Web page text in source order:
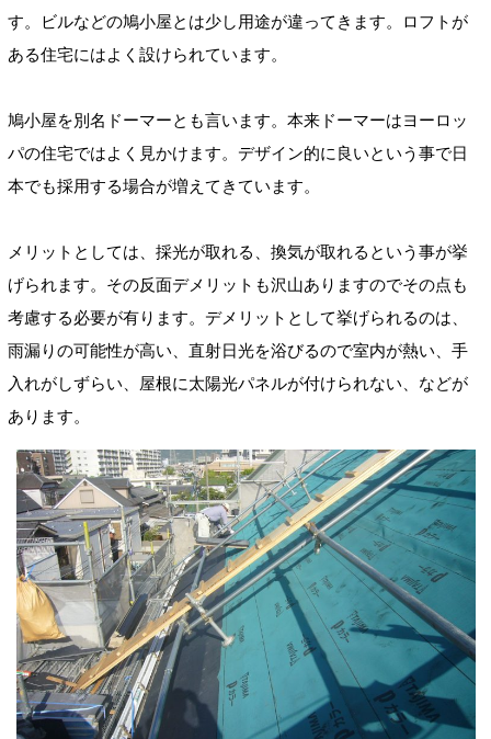
す。ビルなどの鳩小屋とは少し用途が違ってきます。ロフトが
ある住宅にはよく設けられています。
鳩小屋を別名ドーマーとも言います。本来ドーマーはヨーロッ
パの住宅ではよく見かけます。デザイン的に良いという事で日
本でも採用する場合が増えてきています。
メリットとしては、採光が取れる、換気が取れるという事が挙
げられます。その反面デメリットも沢山ありますのでその点も
考慮する必要が有ります。デメリットとして挙げられるのは、
雨漏りの可能性が高い、直射日光を浴びるので室内が熱い、手
入れがしずらい、屋根に太陽光パネルが付けられない、などが
あります。